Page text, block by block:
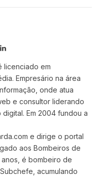
LinkedIn
licenciado em
Empresário na área
onde atua
e consultor liderando
Em 2004 fundou a
e dirige o portal
aos Bombeiros de
é bombeiro de
acumulando